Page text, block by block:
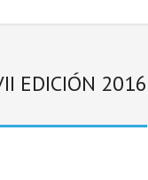
Junta de Gobierno
EDICIÓN 2016